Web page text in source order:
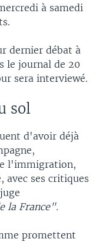
à samedi
dernier débat à
le journal de 20
sera interviewé.
sol
d'avoir déjà
l'immigration,
avec ses critiques
la France".
promettent